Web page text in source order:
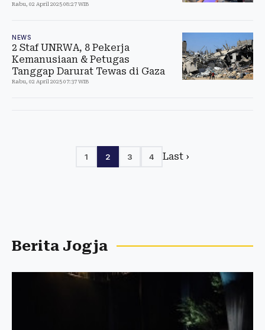
Rabu, 02 April 2025 08:27 WIB
NEWS
2 Staf UNRWA, 8 Pekerja
Kemanusiaan & Petugas
Tanggap Darurat Tewas di Gaza
Rabu, 02 April 2025 07:37 WIB
1 2 3 4 Last ›
Berita Jogja